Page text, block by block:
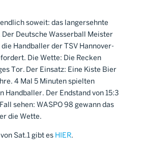
soweit: das langersehnte
Deutsche Wasserball Meister
die Handballer der TSV Hannover-
Die Wette: Die Recken
Tor. Der Einsatz: Eine Kiste Bier
4 Mal 5 Minuten spielten
Handballer. Der Endstand von 15:3
sehen: WASPO 98 gewann das
die Wette.
Sat.1 gibt es HIER.